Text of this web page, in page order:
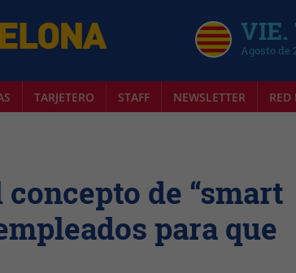
VIE.
Agosto de
TARJETERO STAFF NEWSLETTER
de “smart
para que